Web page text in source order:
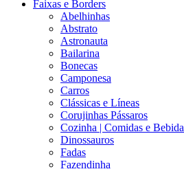
Faixas e Borders
Abelhinhas
Abstrato
Astronauta
Bailarina
Bonecas
Camponesa
Carros
Clássicas e Líneas
Corujinhas Pássaros
Cozinha | Comidas e
Dinossauros
Fadas
Fazendinha